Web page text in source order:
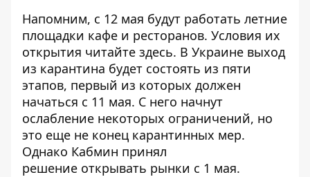
Напомним, с 12 мая будут работать летние
площадки кафе и ресторанов. Условия их
открытия читайте здесь. В Украине выход
из карантина будет состоять из пяти
этапов, первый из которых должен
начаться с 11 мая. С него начнут
ослабление некоторых ограничений, но
это еще не конец карантинных мер.
Однако Кабмин принял
решение открывать рынки с 1 мая.